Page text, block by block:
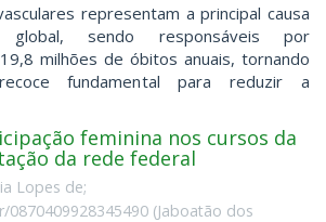
representam a principal causa
global, sendo responsáveis por
milhões de óbitos anuais, tornando
fundamental para reduzir a
feminina nos cursos da
da rede federal
Lopes de;
(Jaboatão dos